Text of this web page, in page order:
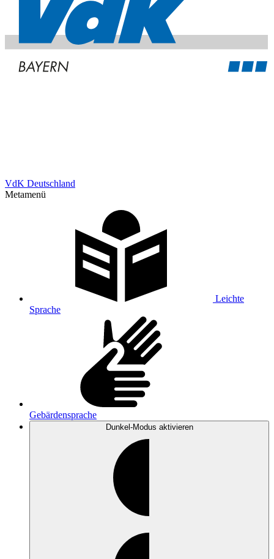
VdK Deutschland
Metamenü
Leichte
Sprache
Gebärdensprache
Dunkel-Modus aktivieren